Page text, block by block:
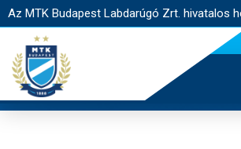
Az MTK Budapest Labdarúgó Zrt. hivatalos